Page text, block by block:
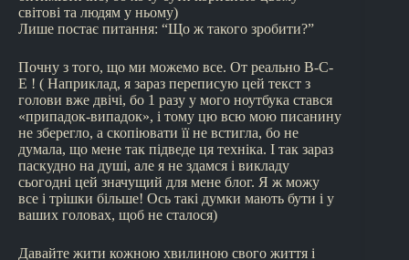
світові та людям у ньому)
Лише постає питання: “Що ж такого зробити?”
Почну з того, що ми можемо все. От реально В-С-
Е ! ( Наприклад, я зараз переписую цей текст з
голови вже двічі, бо 1 разу у мого ноутбука стався
«припадок-випадок», і тому цю всю мою писанину
не зберегло, а скопіювати її не встигла, бо не
думала, що мене так підведе ця техніка. І так зараз
паскудно на душі, але я не здамся і викладу
сьогодні цей значущий для мене блог. Я ж можу
все і трішки більше! Ось такі думки мають бути і у
ваших головах, щоб не сталося)
Давайте жити кожною хвилиною свого життя і